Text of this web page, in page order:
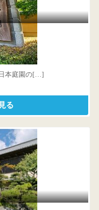
土東1番地
本庭園の[…]
る